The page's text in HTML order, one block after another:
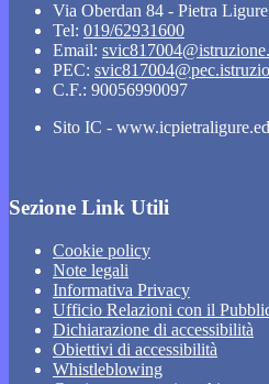
Via Oberdan 84 - Pietra
Tel: 019/62931600
Email:
PEC:
C.F.: 90056990097
Sito IC -
Sezione Link Utili
Cookie policy
Note legali
Informativa Privacy
Ufficio Relazioni con il
Dichiarazione di accessibilità
Obiettivi di accessibilità
Whistleblowing